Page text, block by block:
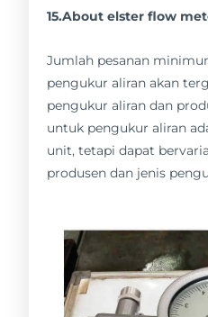
15.About elster flow
Jumlah pesanan
pengukur aliran akan
pengukur aliran dan
untuk pengukur aliran
unit, tetapi dapat
produsen dan jenis